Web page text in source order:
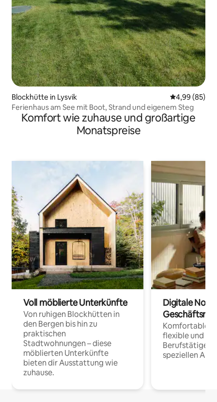
Blockhütte in Lysvik
4,99 (85)
Ferienhaus am See mit Boot, Strand und eigenem Steg
Komfort wie zuhause und großartige
Monatspreise
Voll möblierte Unterkünfte
Von ruhigen Blockhütten in
den Bergen bis hin zu
praktischen
Stadtwohnungen – diese
möblierten Unterkünfte
bieten dir Ausstattung wie
zuhause.
Digitale
Komfortable
flexible und
Berufstätige
speziellen